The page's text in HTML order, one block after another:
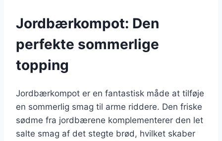
Jordbærkompot: Den
perfekte sommerlige
topping
Jordbærkompot er en fantastisk måde at tilføje
en sommerlig smag til arme riddere. Den friske
sødme fra jordbærene komplementerer den let
salte smag af det stegte brød, hvilket skaber